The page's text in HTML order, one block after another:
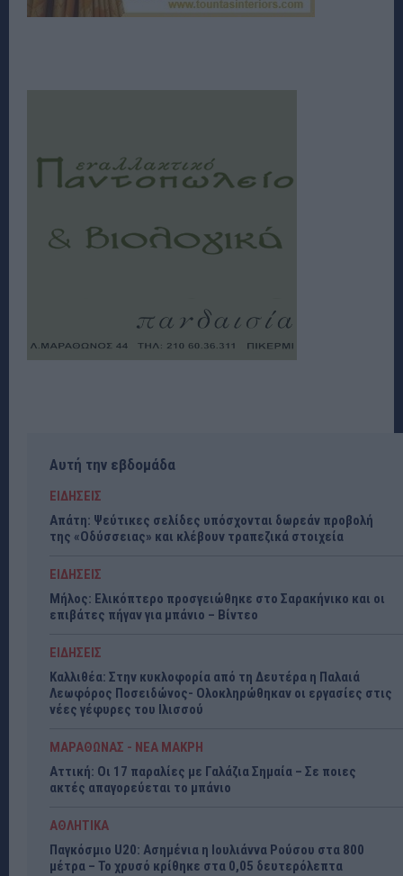
Αυτή την εβδομάδα
ΕΙΔΗΣΕΙΣ
Απάτη: Ψεύτικες σελίδες υπόσχονται δωρεάν προβολή
της «Οδύσσειας» και κλέβουν τραπεζικά στοιχεία
ΕΙΔΗΣΕΙΣ
Μήλος: Ελικόπτερο προσγειώθηκε στο Σαρακήνικο και οι
επιβάτες πήγαν για μπάνιο – Βίντεο
ΕΙΔΗΣΕΙΣ
Καλλιθέα: Στην κυκλοφορία από τη Δευτέρα η Παλαιά
Λεωφόρος Ποσειδώνος- Ολοκληρώθηκαν οι εργασίες στις
νέες γέφυρες του Ιλισσού
ΜΑΡΑΘΩΝΑΣ - ΝΕΑ ΜΑΚΡΗ
Αττική: Οι 17 παραλίες με Γαλάζια Σημαία – Σε ποιες
ακτές απαγορεύεται το μπάνιο
ΑΘΛΗΤΙΚΑ
Παγκόσμιο U20: Ασημένια η Ιουλιάννα Ρούσου στα 800
μέτρα – Το χρυσό κρίθηκε στα 0,05 δευτερόλεπτα